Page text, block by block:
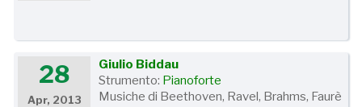
28
Apr, 2013
Giulio Biddau
Strumento: Pianoforte
Musiche di Beethoven, Ravel, Brahms, Faurè